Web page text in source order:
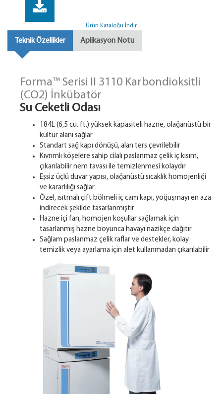
Ürün Kataloğu İndir
Teknik Özellikler Aplikasyon Notu
Forma™ Serisi II 3110 Karbondioksitli
(CO2) İnkübatör
Su Ceketli Odası
184L (6,5 cu. ft.) yüksek kapasiteli hazne, olağanüstü bir
kültür alanı sağlar
Standart sağ kapı dönüşü, alan ters çevrilebilir
Kıvrımlı köşelere sahip cilalı paslanmaz çelik iç kısım,
çıkarılabilir nem tavası ile temizlenmesi kolaydır
Eşsiz üçlü duvar yapısı, olağanüstü sıcaklık homojenliği
ve kararlılığı sağlar
Özel, ısıtmalı çift bölmeli iç cam kapı, yoğuşmayı en aza
indirecek şekilde tasarlanmıştır
Hazne içi fan, homojen koşullar sağlamak için
tasarlanmış hazne boyunca havayı nazikçe dağıtır
Sağlam paslanmaz çelik raflar ve destekler, kolay
temizlik veya ayarlama için alet kullanmadan çıkarılabilir